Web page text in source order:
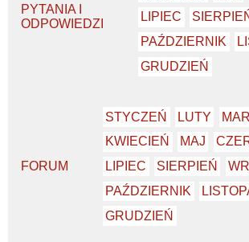
PYTANIA I
ODPOWIEDZI
LIPIEC
PAŹDZIERNIK
GRUDZIEŃ
FORUM
STYCZEŃ LUTY
KWIECIEŃ
MAJ
LIPIEC
SIERPIEŃ
PAŹDZIERNIK
GRUDZIEŃ